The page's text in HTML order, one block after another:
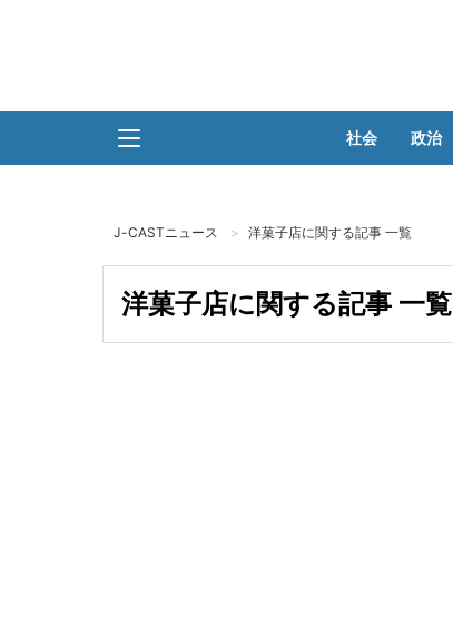
社会 政治
J-CASTニュース 洋菓子店に関する記事 一覧
洋菓子店に関する記事 一覧